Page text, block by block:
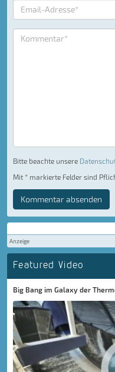
Bitte beachte unsere
Mit * markierte Felder sind
Kommentar absenden
Anzeige
Featured Video
Big Bang im Galaxy der